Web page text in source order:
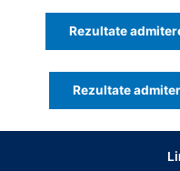
Rezultate
Rezultate